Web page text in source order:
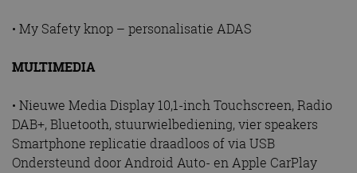
• My Safety knop – personalisatie ADAS
MULTIMEDIA
• Nieuwe Media Display 10,1-inch Touchscreen, Radio
DAB+, Bluetooth, stuurwielbediening, vier speakers
Smartphone replicatie draadloos of via USB
Ondersteund door Android Auto- en Apple CarPlay